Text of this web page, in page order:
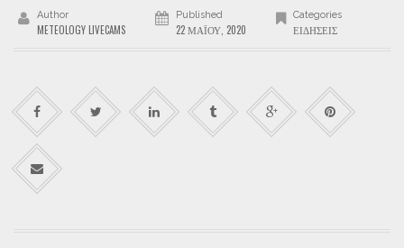
Author
METEOLOGY LIVECAMS
Published
22 ΜΑΪ́ΟΥ, 2020
Categories
ΕΙΔΉΣΕΙΣ